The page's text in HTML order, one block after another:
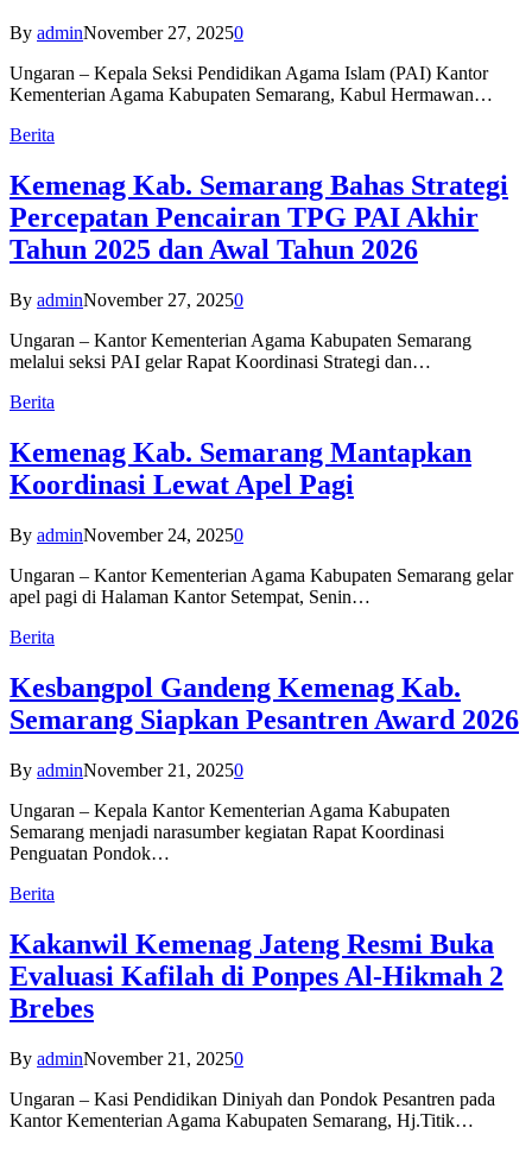
By adminNovember 27, 20250
Ungaran – Kepala Seksi Pendidikan Agama Islam (PAI) Kantor
Kementerian Agama Kabupaten Semarang, Kabul Hermawan…
Berita
Kemenag Kab. Semarang Bahas Strategi
Percepatan Pencairan TPG PAI Akhir
Tahun 2025 dan Awal Tahun 2026
By adminNovember 27, 20250
Ungaran – Kantor Kementerian Agama Kabupaten Semarang
melalui seksi PAI gelar Rapat Koordinasi Strategi dan…
Berita
Kemenag Kab. Semarang Mantapkan
Koordinasi Lewat Apel Pagi
By adminNovember 24, 20250
Ungaran – Kantor Kementerian Agama Kabupaten Semarang gelar
apel pagi di Halaman Kantor Setempat, Senin…
Berita
Kesbangpol Gandeng Kemenag Kab.
Semarang Siapkan Pesantren Award 2026
By adminNovember 21, 20250
Ungaran – Kepala Kantor Kementerian Agama Kabupaten
Semarang menjadi narasumber kegiatan Rapat Koordinasi
Penguatan Pondok…
Berita
Kakanwil Kemenag Jateng Resmi Buka
Evaluasi Kafilah di Ponpes Al-Hikmah 2
Brebes
By adminNovember 21, 20250
Ungaran – Kasi Pendidikan Diniyah dan Pondok Pesantren pada
Kantor Kementerian Agama Kabupaten Semarang, Hj.Titik…